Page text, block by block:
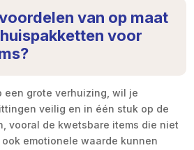
van op maat
voor
een grote verhuizing, wil je
veilig en in één stuk op de
vooral de kwetsbare items die niet
emotionele waarde kunnen